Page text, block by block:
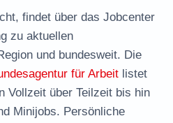
findet über das Jobcenter
zu aktuellen
und bundesweit. Die
für Arbeit listet
Vollzeit über Teilzeit bis hin
Minijobs. Persönliche